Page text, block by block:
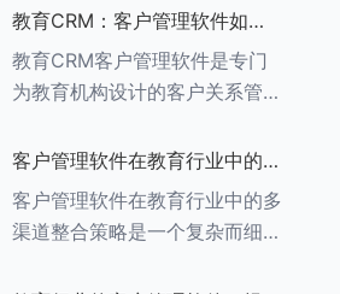
用。以下是对客户管理软件在教
育行业中学员反馈循环机制的详
细分析： ###一、学员反馈循
环机制
教育CRM：客户管理软件如何
助力教育机构实现可持续发展
教育CRM客户管理软件是专门
为教育机构设计的客户关系管理
家长、教师及其他相关方的互
动，对教育机构实现可持续发展
具有重要意义。以下是教育
CRM如何助力教育
客户管理软件在教育行业中的多
渠道整合策略
客户管理软件在教育行业中的多
渠道整合策略是一个复杂而细致